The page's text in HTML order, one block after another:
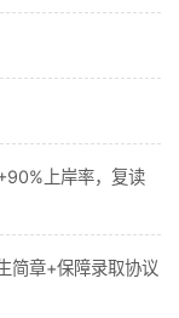
上岸率，复读
简章+保障录取协议